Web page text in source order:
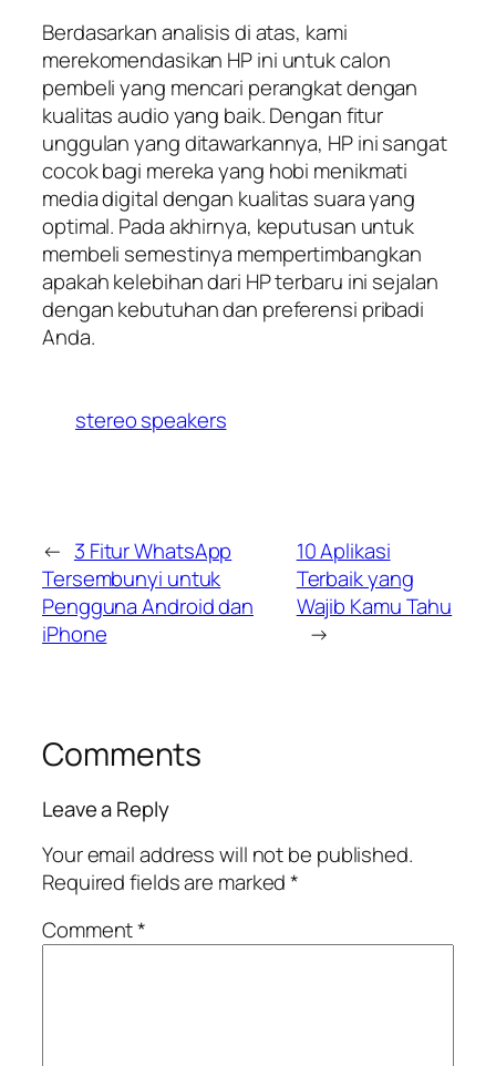
Berdasarkan analisis di atas, kami
merekomendasikan HP ini untuk calon
pembeli yang mencari perangkat dengan
kualitas audio yang baik. Dengan fitur
unggulan yang ditawarkannya, HP ini sangat
cocok bagi mereka yang hobi menikmati
media digital dengan kualitas suara yang
optimal. Pada akhirnya, keputusan untuk
membeli semestinya mempertimbangkan
apakah kelebihan dari HP terbaru ini sejalan
dengan kebutuhan dan preferensi pribadi
Anda.
stereo speakers
← 3 Fitur WhatsApp
Tersembunyi untuk
Pengguna Android dan
iPhone
10 Aplikasi
Terbaik yang
Wajib Kamu Tahu
→
Comments
Leave a Reply
Your email address will not be published.
Required fields are marked*
Comment*